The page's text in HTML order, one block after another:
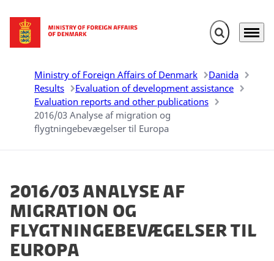
Go to frontpage Expand search
Menu
Ministry of Foreign Affairs of Denmark
Danida
Results
Evaluation of development assistance
Evaluation reports and other publications
2016/03 Analyse af migration og
flygtningebevægelser til Europa
2016/03 Analyse af
migration og
flygtningebevægelser til
Europa